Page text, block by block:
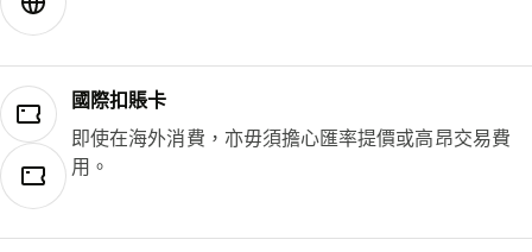
國際扣賬卡
即使在海外消費，亦毋須擔心匯率提價或高昂交易費
用。